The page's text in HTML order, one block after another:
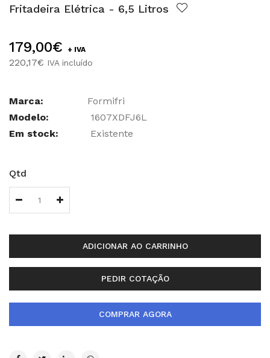
Fritadeira Elétrica - 6,5 Litros
179,00€ + IVA
220,17€ IVA incluído
Marca:
Formifri
Modelo:
1607XDFJ6L
Em stock:
Existente
Qtd
ADICIONAR AO CARRINHO
PEDIR COTAÇÃO
COMPRAR AGORA